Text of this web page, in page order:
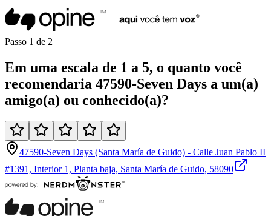
Passo 1 de 2
Em uma escala de 1 a 5, o quanto você
recomendaria 47590-Seven Days a um(a)
amigo(a) ou conhecido(a)?
47590-Seven Days (Santa María de Guido) - Calle Juan Pablo II
#1391, Interior 1, Planta baja, Santa María de Guido, 58090